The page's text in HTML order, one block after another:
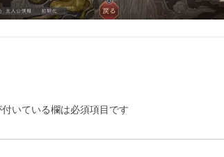
付いている欄は必須項目です